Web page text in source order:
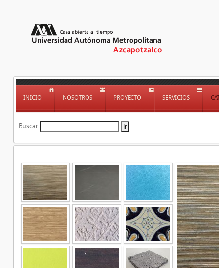
INICIO NOSOTROS PROYECTO SERVICIOS
Buscar